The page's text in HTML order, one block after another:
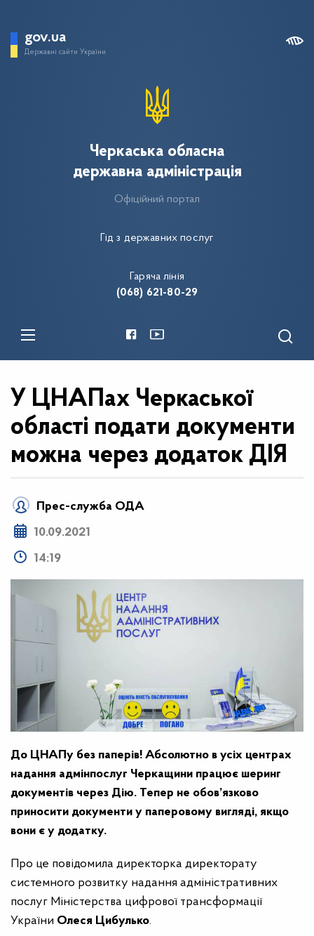
gov.ua
Державні сайти України
Гід з державних послуг
Черкаська обласна
державна адміністрація
Офіційний портал
Гаряча лінія
(068) 621-80-29
У ЦНАПах Черкаської
області подати документи
можна через додаток ДІЯ
Прес-служба ОДА
10.09.2021
14:19
До ЦНАПу без паперів! Абсолютно в усіх центрах
надання адмінпослуг Черкащини працює шеринг
документів через Дію. Тепер не обов’язково
приносити документи у паперовому вигляді, якщо
вони є у додатку.
Про це повідомила директорка директорату
системного розвитку надання адміністративних
послуг Міністерства цифрової трансформації
України Олеся Цибулько.